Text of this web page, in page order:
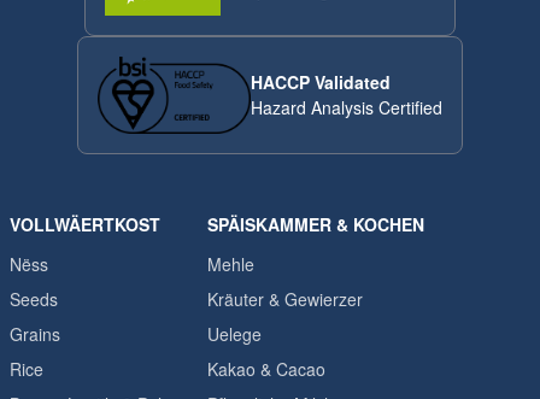
HACCP Validated
Hazard Analysis Certified
VOLLWÄERTKOST
Nëss
Seeds
Grains
Rice
SPÄISKAMMER & KOCHEN
Mehle
Kräuter & Gewierzer
Uelege
Kakao & Cacao